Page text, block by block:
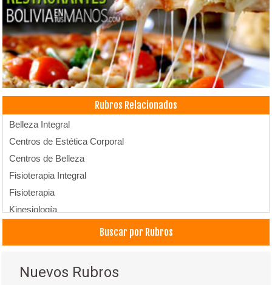
Rubros Relacionados
Belleza Integral
Centros de Estética Corporal
Centros de Belleza
Fisioterapia Integral
Fisioterapia
Kinesiología
Ozonoterapia
Terapias Alternativas
Buscar por Rubros
Nuevos Rubros